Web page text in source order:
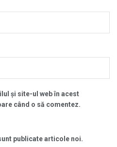
și site-ul web în acest
când o să comentez.
publicate articole noi.